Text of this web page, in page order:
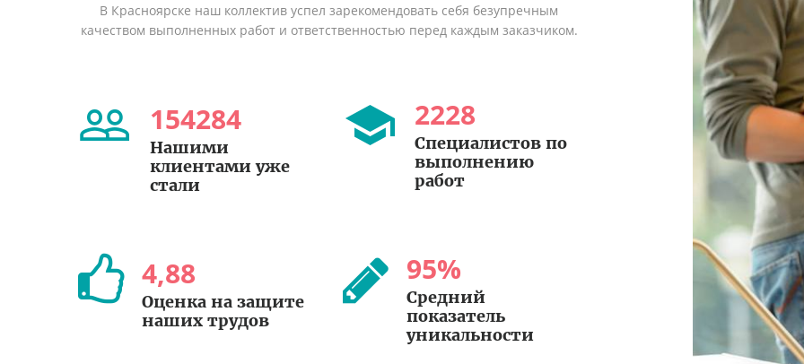
В Красноярске наш коллектив успел зарекомендовать себя безупречным
качеством выполненных работ и ответственностью перед каждым заказчиком.
154284
Нашими
клиентами уже
стали
2228
Специалистов по
выполнению
работ
4,88
Оценка на защите
наших трудов
95%
Средний
показатель
уникальности